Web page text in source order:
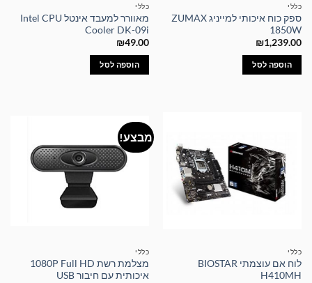
כללי
ספק כוח איכותי למייניג ZUMAX
1850W
₪1,239.00
הוספה לסל
כללי
מאוורר למעבד אינטל Intel CPU
Cooler DK-09i
₪49.00
הוספה לסל
כללי
לוח אם עוצמתי BIOSTAR
H410MH
מבצע!
כללי
מצלמת רשת 1080P Full HD
איכותית עם חיבור USB